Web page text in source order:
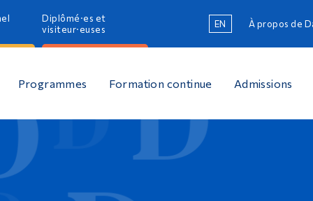
Diplômé·es et
visiteur·euses
EN À propos de
Programmes Formation continue Admissions